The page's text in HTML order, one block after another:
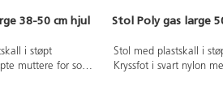
38-50 cm hjul
i støpt
muttere for solid
Stol Poly gas large
Stol med plastskall i
Kryssfot i svart nylon